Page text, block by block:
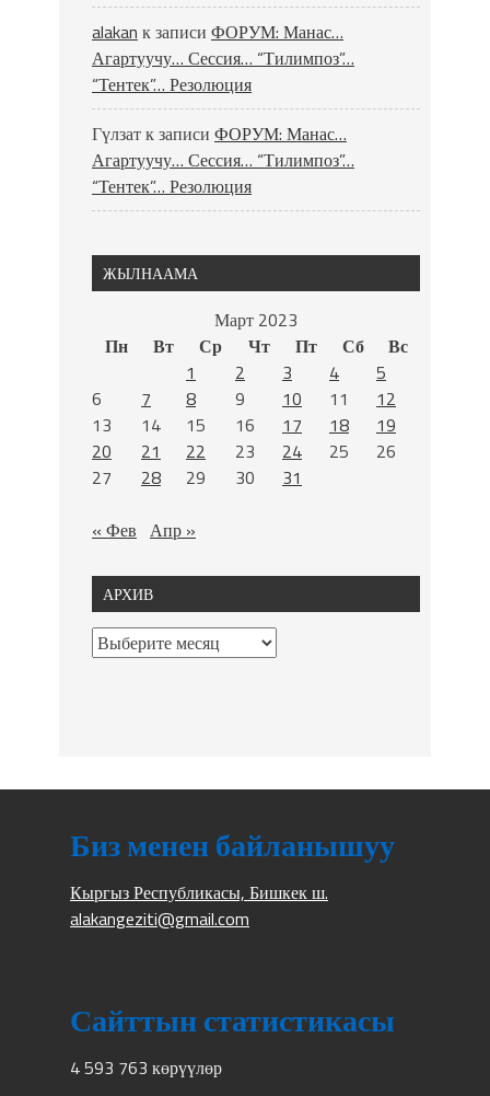
alakan к записи ФОРУМ: Манас…
Агартуучу… Сессия… “Тилимпоз”…
“Тентек”… Резолюция
Гүлзатк записи ФОРУМ: Манас…
Агартуучу… Сессия… “Тилимпоз”…
“Тентек”… Резолюция
ЖЫЛНААМА
Март 2023
Пн
Вт Ср Чт Пт Сб
Вс
1
2 3 4
5
6
7 8 9 10 11
12
13
14 15 16 17 18
19
20
21 22 23 24 25
26
27
28 29 30
31
« Фев Апр »
АРХИВ
Биз менен байланышуу
Кыргыз Республикасы, Бишкек ш.
alakangeziti@gmail.com
Сайттын статистикасы
4 593 763 көрүүлөр